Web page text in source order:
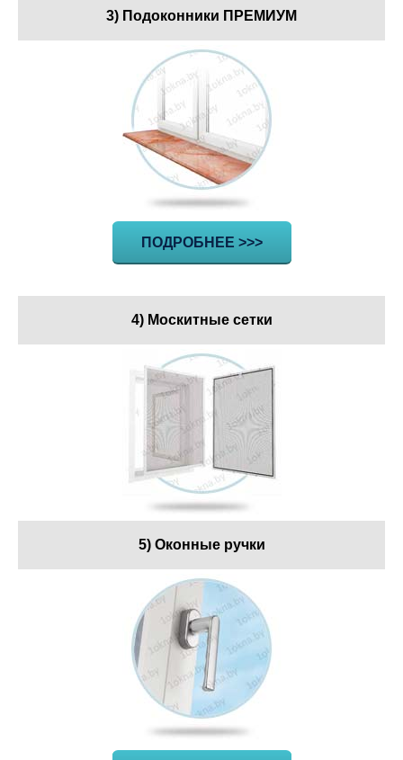
3) Подоконники ПРЕМИУМ
ПОДРОБНЕЕ >>>
4) Москитные сетки
5) Оконные ручки